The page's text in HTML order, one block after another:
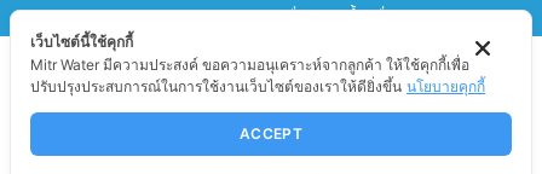
Skip
content
MITRWATER มิตรวอเตอร์ เพื่อนของน้ำ เพื่อนของคุณ
เว็บไซต์นี้ใช้คุกกี้
Mitr Water มีความประสงค์ ขอความอนุเคราะห์จากลูกค้า ให้ใช้คุกกี้เพื่อ
ปรับปรุงประสบการณ์ในการใช้งานเว็บไซต์ของเราให้ดียิ่งขึ้น นโยบายคุกกี้
ACCEPT